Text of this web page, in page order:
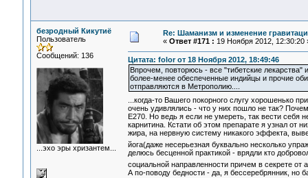
безродный Кикутиё
Пользователь
Сообщений: 136
...эхо эры хризантем...
Re: Шаманизм и изменение
« Ответ #171 : 19 Ноября 2012, 12:30:20
Цитата: folor от 18 Ноября 2012, 18:49:46
Впрочем, повторюсь - все "тибетские лекарства"
более-менее обеспеченные индийцы и прочие
отправляются в Метрополию....
...когда-то Вашего покорного слугу хорошенько
очень удивлялись - что у них пошло не так?
E270. Но ведь я если не умереть, так вести
карнитина. Кстати об этом препарате я узнал от
жира, на нервную систему никакого эффекта,
йога(даже несерьезная буквально несколько
делюсь бесценной практикой - врядли кто
социальной направленности причем в секрете от
А по-поводу бедности - да, я бессеребрянник, но